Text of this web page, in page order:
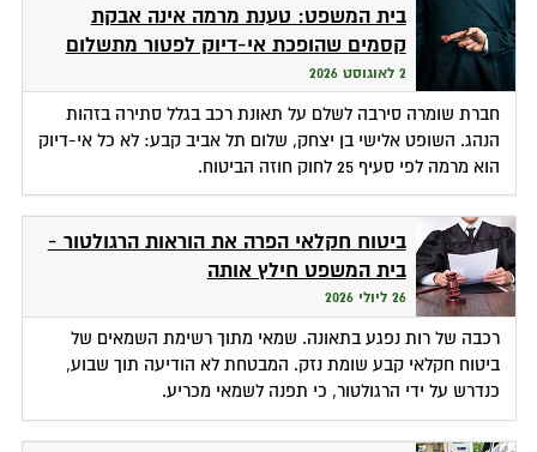
בית המשפט: טענת מרמה אינה אבקת
קסמים שהופכת אי-דיוק לפטור מתשלום
2 לאוגוסט 2026
חברת שומרה סירבה לשלם על תאונת רכב בגלל סתירה בזהות
הנהג. השופט אלישי בן יצחק, שלום תל אביב קבע: לא כל אי-דיוק
הוא מרמה לפי סעיף 25 לחוק חוזה הביטוח.
ביטוח חקלאי הפרה את הוראות הרגולטור -
בית המשפט חילץ אותה
26 ליולי 2026
רכבה של רות נפגע בתאונה. שמאי מתוך רשימת השמאים של
ביטוח חקלאי קבע שומת נזק. המבטחת לא הודיעה תוך שבוע,
כנדרש על ידי הרגולטור, כי תפנה לשמאי מכריע.